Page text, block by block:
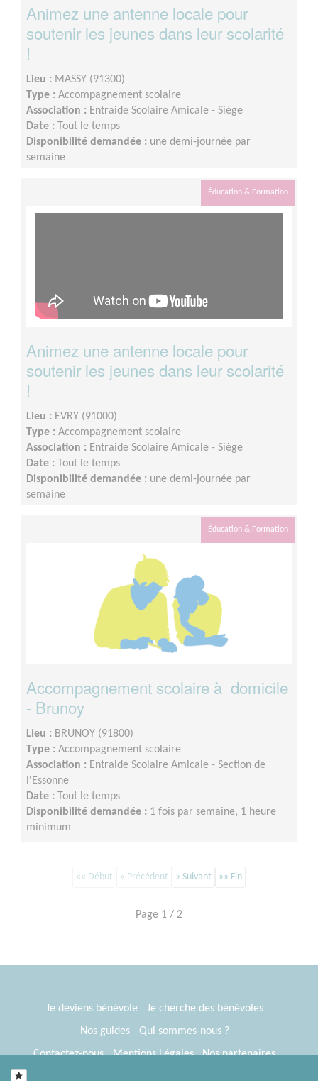
Animez une antenne locale pour
soutenir les jeunes dans leur scolarité
!
Lieu : MASSY (91300)
Type : Accompagnement scolaire
Association : Entraide Scolaire Amicale - Siège
Date :
Tout le temps
Disponibilité demandée : une demi-journée par
semaine
Éducation & Formation
Animez une antenne locale pour
soutenir les jeunes dans leur scolarité
!
Lieu : EVRY (91000)
Type : Accompagnement scolaire
Association : Entraide Scolaire Amicale - Siège
Date :
Tout le temps
Disponibilité demandée : une demi-journée par
semaine
Éducation & Formation
Accompagnement scolaire à domicile
- Brunoy
Lieu : BRUNOY (91800)
Type : Accompagnement scolaire
Association : Entraide Scolaire Amicale - Section de
l'Essonne
Date :
Tout le temps
Disponibilité demandée : 1 fois par semaine, 1 heure
minimum
«« Début « Précédent » Suivant »» Fin
Page 1 / 2
Je deviens bénévole
Je cherche des bénévoles
Nos guides
Qui sommes-nous ?
Contactez-nous
Mentions Légales
Nos partenaires